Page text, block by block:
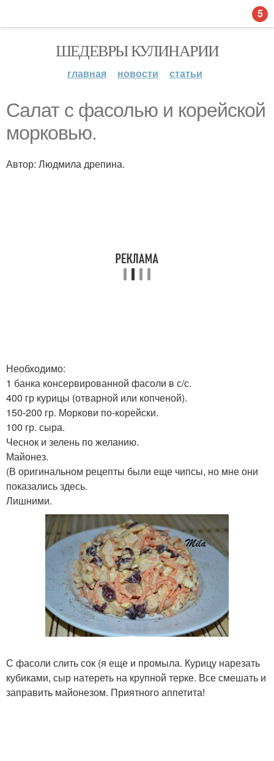
ШЕДЕВРЫ КУЛИНАРИИ
главная новости статьи
Салат с фасолью и корейской
морковью.
Автор: Людмила дрепина.
Необходимо:
1 банка консервированной фасоли в с/с.
400 гр курицы (отварной или копченой).
150-200 гр. Моркови по-корейски.
100 гр. сыра.
Чеснок и зелень по желанию.
Майонез.
(В оригинальном рецепты были еще чипсы, но мне они
показались здесь.
Лишними.
С фасоли слить сок (я еще и промыла. Курицу нарезать
кубиками, сыр натереть на крупной терке. Все смешать и
заправить майонезом. Приятного аппетита!
5